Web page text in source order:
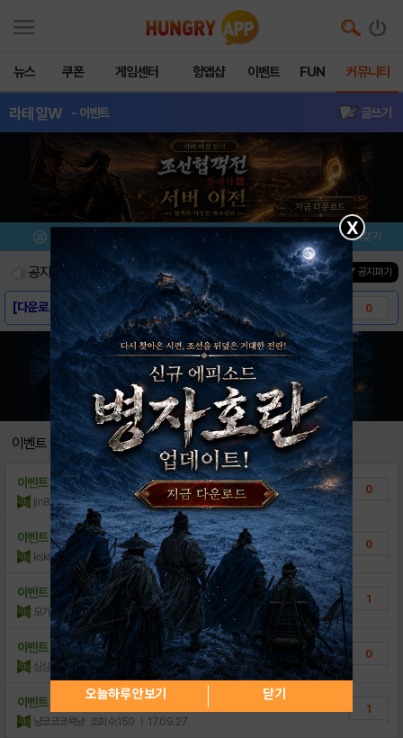
뉴스 쿠폰 게임센터 헝앱샵 이벤트 FUN 커뮤니티
라테일W - 이벤트 글쓰기
이벤트/미션 즐겨찾기
공지사항 진행중인 이벤트0건 ▼ 공지펴기
[다운로드링크] - 라테일W 0
[스크린샷] - 라테일W
[게임소개] - 라테일W
[소식] 라테일W 그랜드 오픈 안내
[모비 사전예약] 라테일W
이벤트
이벤트 저도 펫 뽑기 하고 ㅋ
jin87 조회수:575 | 17.09.28
0
이벤트 펫 뽑기 인증
ksk0634 조회수:371 | 17.09.28
0
이벤트 펫뽑기인증
모기시러요 조회수:222 | 17.09.27
1
이벤트 펫뽑기인증
심심할떈 조회수:138 | 17.09.27
0
이벤트 펫뽑기인증
냥코코코콕냥 조회수:150 | 17.09.27
1
X
오늘하루 안보기 닫기